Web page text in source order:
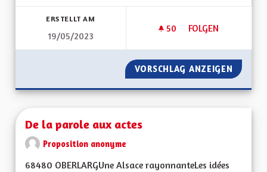
ERSTELLT AM
19/05/2023
50 50 FOLLOWER
FOLGEN
DAVANTAGE DE
VORSCHLAG ANZEIGEN
De la parole aux actes
Proposition anonyme
68480 OBERLARGUne Alsace rayonnanteLes idées